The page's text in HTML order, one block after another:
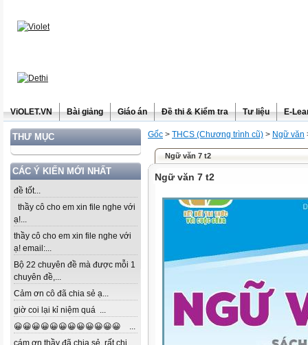
ViOLET.VN Bài giảng Giáo án Đề thi & Kiểm tra Tư liệu E-
THƯ MỤC
CÁC Ý KIẾN MỚI NHẤT
đề tốt...
thầy cô cho em xin file nghe với
ạ!...
thầy cô cho em xin file nghe với
ạ! email:...
Bộ 22 chuyên đề mà được mỗi 1
chuyên đề,...
Cảm ơn cô đã chia sẻ ạ...
giờ coi lại kỉ niệm quá ...
😀😀😀😀😀😀😀😀😀😀😀😀 ...
cám ơn thầy đã chia sẻ, rất chi
Gốc > THCS (Chương trình cũ) > Ngữ văn
Ngữ văn 7 t2
Ngữ văn 7 t2